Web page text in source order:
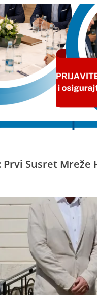
Prvi Susret Mreže